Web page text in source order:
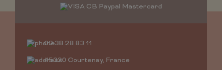
02 38 28 83 11
45320 Courtenay, France